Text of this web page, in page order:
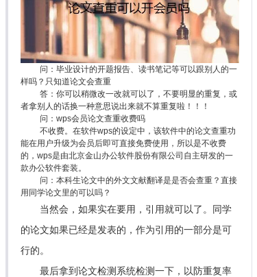
博士论文
问：毕业设计的开题报告、读书笔记等可以跟别人的一
样吗？只知道论文会查重
答：你可以稍微改一改就可以了，不要明显的重复，或
者拿别人的话换一种意思说出来就不算重复啦！！！
问：wps会员论文查重收费吗
不收费。在软件wps的设定中，该软件中的论文查重功
能在用户升级为会员后即可直接免费使用，所以是不收费
的，wps是由北京金山办公软件股份有限公司自主研发的一
款办公软件套装。
问：本科生论文中的外文文献翻译是是否会查重？直接
用同学论文里的可以吗？
当然会，如果实在要用，引用就可以了。同学
的论文如果已经是发表的，作为引用的一部分是可
行的。
最后拿到论文检测系统检测一下，以防重复率